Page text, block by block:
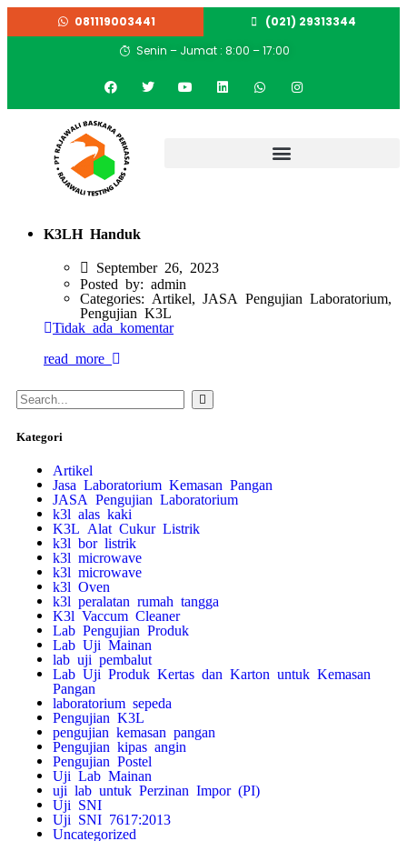
081119003441
(021) 29313344
Senin – Jumat : 8:00 – 17:00
K3LH Handuk
September 26, 2023
Posted by: admin
Categories:
Artikel, JASA Pengujian Laboratorium,
Pengujian K3L
Tidak ada komentar
read more
Kategori
Artikel
Jasa Laboratorium Kemasan Pangan
JASA Pengujian Laboratorium
k3l alas kaki
K3L Alat Cukur Listrik
k3l bor listrik
k3l microwave
k3l microwave
k3l Oven
k3l peralatan rumah tangga
K3l Vaccum Cleaner
Lab Pengujian Produk
Lab Uji Mainan
lab uji pembalut
Lab Uji Produk Kertas dan Karton untuk Kemasan
Pangan
laboratorium sepeda
Pengujian K3L
pengujian kemasan pangan
Pengujian kipas angin
Pengujian Postel
Uji Lab Mainan
uji lab untuk Perzinan Impor (PI)
Uji SNI
Uji SNI 7617:2013
Uncategorized